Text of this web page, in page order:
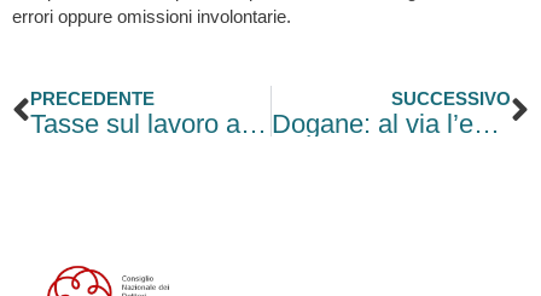
errori oppure omissioni involontarie.
Precedente
PRECEDENTE
Tasse sul lavoro autonomo, guida completa alla riforma fiscale
SUCCESSIVO
Dogane: al via l’esonero sulla garanzia per le imprese